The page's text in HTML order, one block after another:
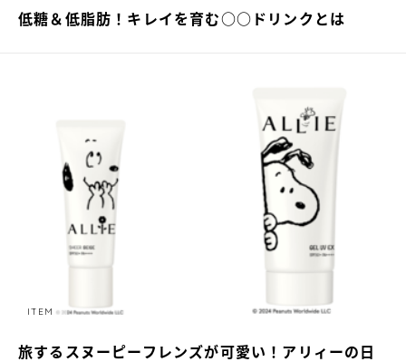
低糖＆低脂肪！キレイを育む○○ドリンクとは
ITEM
旅するスヌーピーフレンズが可愛い！アリィーの日